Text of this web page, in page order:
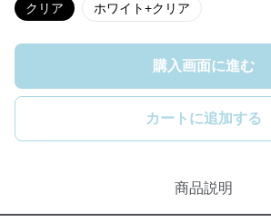
クリア ホワイト+クリア
購入画面に進む
カートに追加する
商品説明